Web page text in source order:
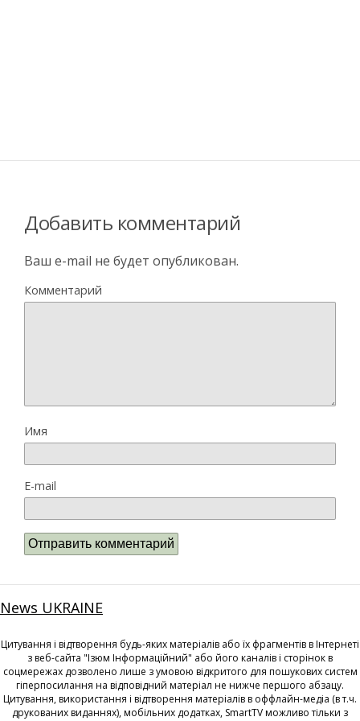
Добавить комментарий
Ваш e-mail не будет опубликован.
Комментарий
Имя
E-mail
News UKRAINE
Цитування і відтворення будь-яких матеріалів або їх фрагментів в Інтернеті
з веб-сайта "Ізюм Інформаційний" або його каналів і сторінок в
соцмережах дозволено лише з умовою відкритого для пошукових систем
гіперпосилання на відповідний матеріал не нижче першого абзацу.
Цитування, використання і відтворення матеріалів в оффлайн-медіа (в т.ч.
друкованих виданнях), мобільних додатках, SmartTV можливо тільки з